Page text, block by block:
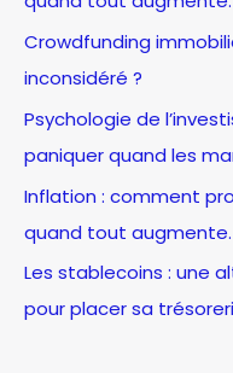
c
h
e
r
:
Crowdfunding
inconsidéré ?
Psychologie de
paniquer quand les
Inflation : comment
quand tout augmente.
Les stablecoins : une
pour placer sa